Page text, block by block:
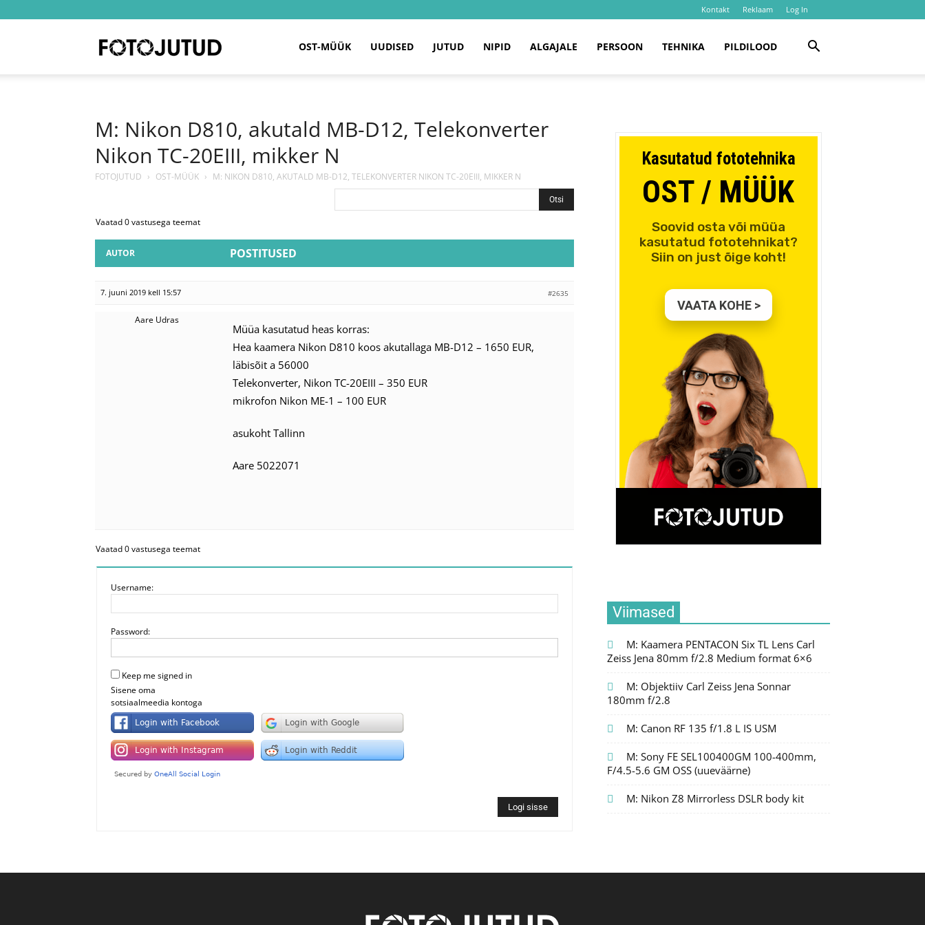
Kontakt Reklaam Log In
OST-MÜÜK UUDISED JUTUD NIPID ALGAJALE PERSOON TEHNIKA PILDILOOD
M: Nikon D810, akutald MB-D12, Telekonverter
Nikon TC-20EIII, mikker N
FOTOJUTUD › OST-MÜÜK › M: NIKON D810, AKUTALD MB-D12, TELEKONVERTER NIKON TC-20EIII, MIKKER N
Vaatad 0 vastusega teemat
AUTOR POSTITUSED
7. juuni 2019 kell 15:57 #2635
Aare Udras
Müüa kasutatud heas korras:
Hea kaamera Nikon D810 koos akutallaga MB-D12 – 1650 EUR,
läbisõit a 56000
Telekonverter, Nikon TC-20EIII – 350 EUR
mikrofon Nikon ME-1 – 100 EUR
asukoht Tallinn
Aare 5022071
Vaatad 0 vastusega teemat
Username:
Password:
Keep me signed in
Sisene oma
sotsiaalmeedia kontoga
Logi sisse
Viimased
M: Kaamera PENTACON Six TL Lens Carl
Zeiss Jena 80mm f/2.8 Medium format 6×6
M: Objektiiv Carl Zeiss Jena Sonnar
180mm f/2.8
M: Canon RF 135 f/1.8 L IS USM
M: Sony FE SEL100400GM 100-400mm,
F/4.5-5.6 GM OSS (uueväärne)
M: Nikon Z8 Mirrorless DSLR body kit